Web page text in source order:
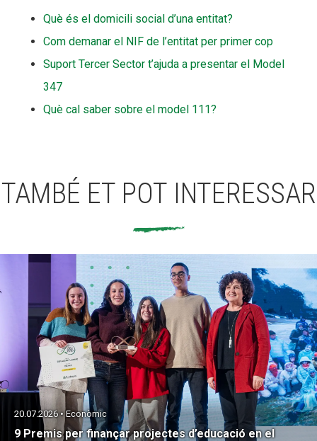
Què és el domicili social d’una entitat?
Com demanar el NIF de l’entitat per primer cop
Suport Tercer Sector t’ajuda a presentar el Model
347
Què cal saber sobre el model 111?
TAMBÉ ET POT INTERESSAR
9 Premis per finançar projectes d’educació en el
20.07.2026 • Econòmic